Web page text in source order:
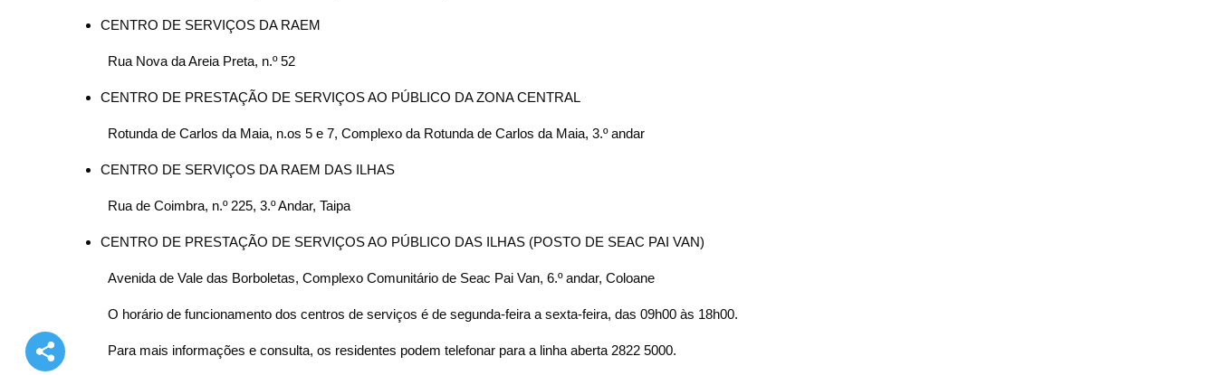
CENTRO DE SERVIÇOS DA RAEM
Rua Nova da Areia Preta, n.º 52
CENTRO DE PRESTAÇÃO DE SERVIÇOS AO PÚBLICO DA ZONA CENTRAL
Rotunda de Carlos da Maia, n.os 5 e 7, Complexo da Rotunda de Carlos da Maia, 3.º andar
CENTRO DE SERVIÇOS DA RAEM DAS ILHAS
Rua de Coimbra, n.º 225, 3.º Andar, Taipa
CENTRO DE PRESTAÇÃO DE SERVIÇOS AO PÚBLICO DAS ILHAS (POSTO DE SEAC PAI VAN)
Avenida de Vale das Borboletas, Complexo Comunitário de Seac Pai Van, 6.º andar, Coloane
O horário de funcionamento dos centros de serviços é de segunda-feira a sexta-feira, das 09h00 às 18h00.
Para mais informações e consulta, os residentes podem telefonar para a linha aberta 2822 5000.